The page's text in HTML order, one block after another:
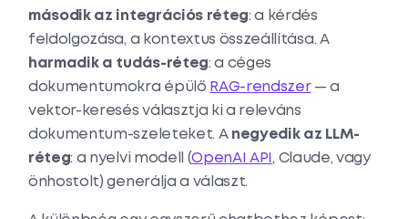
második az integrációs réteg: a kérdés
feldolgozása, a kontextus összeállítása. A
harmadik a tudás-réteg: a céges
dokumentumokra épülő RAG-rendszer— a
vektor-keresés választja ki a releváns
dokumentum-szeleteket. A negyedik az LLM-
réteg: a nyelvi modell (OpenAI API , Claude, vagy
önhostolt) generálja a választ.